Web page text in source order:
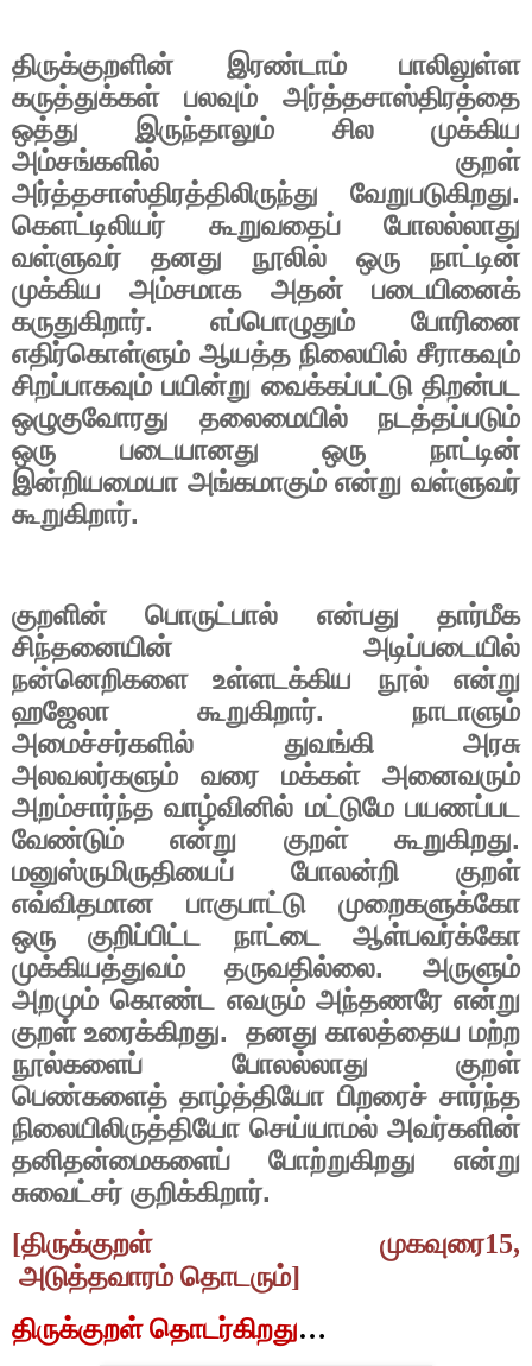
திருக்குறளின் இரண்டாம்
பாலிலுள்ள
கருத்துக்கள்
பலவும்
அர்த்தசாஸ்திரத்தை
ஒத்து
இருந்தாலும் சில
முக்கிய
அம்சங்களில்
குறள்
அர்த்தசாஸ்திரத்திலிருந்து
வேறுபடுகிறது.
கெளட்டிலியர்
கூறுவதைப்
போலல்லாது
வள்ளுவர்
தனது நூலில் ஒரு
நாட்டின்
முக்கிய
அம்சமாக அதன்
படையினைக்
கருதுகிறார். எப்பொழுதும்
போரினை
எதிர்கொள்ளும் ஆயத்த நிலையில் சீராகவும்
சிறப்பாகவும் பயின்று வைக்கப்பட்டு திறன்பட
ஒழுகுவோரது
தலைமையில்
நடத்தப்படும்
ஒரு
படையானது ஒரு
நாட்டின்
இன்றியமையா அங்கமாகும் என்று வள்ளுவர்
கூறுகிறார்.
குறளின் பொருட்பால் என்பது
தார்மீக
சிந்தனையின்
அடிப்படையில்
நன்னெறிகளை
உள்ளடக்கிய நூல்
என்று
ஹஜேலா
கூறுகிறார். நாடாளும்
அமைச்சர்களில்
துவங்கி
அரசு
அலவலர்களும்
வரை மக்கள்
அனைவரும்
அறம்சார்ந்த வாழ்வினில் மட்டுமே பயணப்பட
வேண்டும்
என்று குறள் கூறுகிறது.
மனுஸ்ருமிருதியைப்
போலன்றி
குறள்
எவ்விதமான
பாகுபாட்டு
முறைகளுக்கோ
ஒரு
குறிப்பிட்ட நாட்டை
ஆள்பவர்க்கோ
முக்கியத்துவம்
தருவதில்லை. அருளும்
அறமும் கொண்ட எவரும் அந்தணரே என்று
குறள் உரைக்கிறது. தனது காலத்தைய மற்ற
நூல்களைப்
போலல்லாது
குறள்
பெண்களைத் தாழ்த்தியோ பிறரைச் சார்ந்த
நிலையிலிருத்தியோ செய்யாமல் அவர்களின்
தனிதன்மைகளைப்
போற்றுகிறது
என்று
சுவைட்சர் குறிக்கிறார்.
[திருக்குறள் முகவுரை15,
அடுத்தவாரம் தொடரும்]
திருக்குறள் தொடர்கிறது…